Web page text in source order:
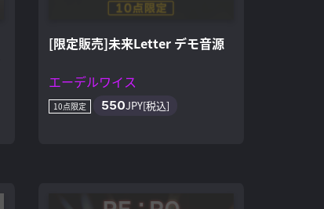
[限定販売]未来Letter デモ音源
エーデルワイス
10点限定 550JPY[税込]